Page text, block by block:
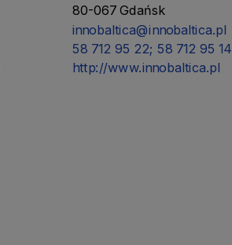
80-067 Gdańsk
innobaltica@innobaltica.pl
58 712 95 22; 58 712 95 14
http://www.innobaltica.pl